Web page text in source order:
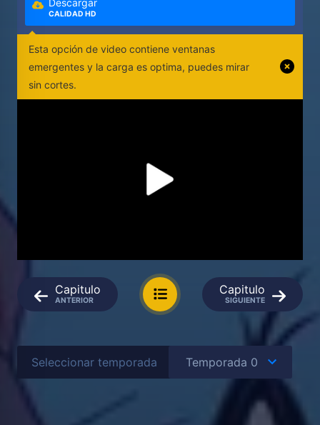
Descargar
CALIDAD HD
Esta opción de video contiene ventanas
emergentes y la carga es optima, puedes mirar
sin cortes.
Capitulo
ANTERIOR
Capitulo
SIGUIENTE
Seleccionar temporada